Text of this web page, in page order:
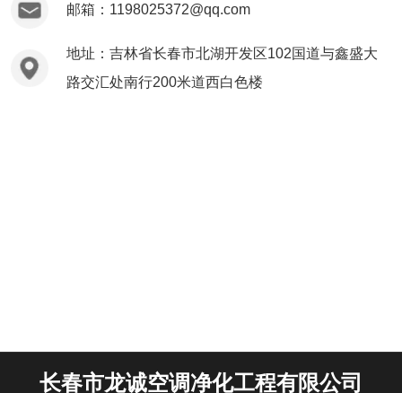
邮箱：1198025372@qq.com
地址：吉林省长春市北湖开发区102国道与鑫盛大
路交汇处南行200米道西白色楼
长春市龙诚空调净化工程有限公司